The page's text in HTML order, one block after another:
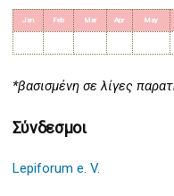
Jan Feb Mar Apr May
*βασισμένη σε λίγες
Σύνδεσμοι
Lepiforum e. V.